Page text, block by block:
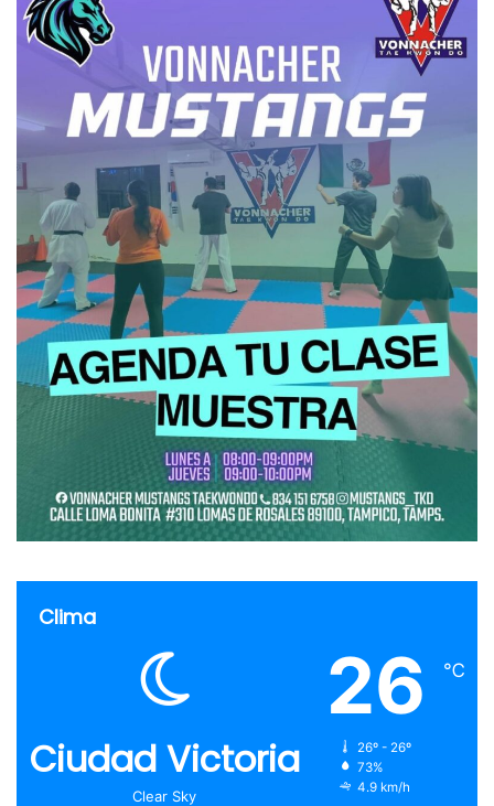
Clima
Ciudad Victoria
Clear Sky
26 ℃
26º - 26º
73%
4.9 km/h